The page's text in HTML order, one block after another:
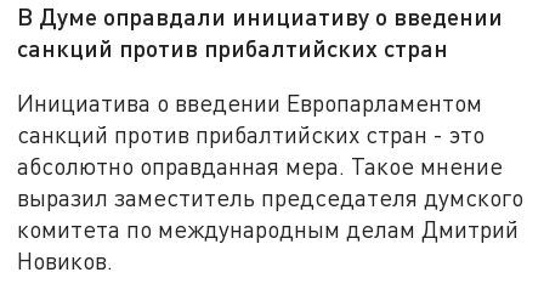
В Думе оправдали инициативу о введении
санкций против прибалтийских стран
Инициатива о введении Европарламентом
санкций против прибалтийских стран - это
абсолютно оправданная мера. Такое мнение
выразил заместитель председателя думского
комитета по международным делам Дмитрий
Новиков.